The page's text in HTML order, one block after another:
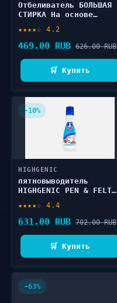
Отбеливатель БОЛЬШАЯ
СТИРКА На основе
400 г
★★★★☆ 4.2
469.00 RUB 626.00 RUB
🛒 Купить
-10%
HIGHGENIC
пятновыводитель
HIGHGENIC PEN & FELT
★★★★☆ 4.4
631.00 RUB 702.00 RUB
🛒 Купить
-63%